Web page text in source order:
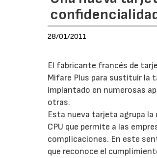
28/01/2011
El fabricante francés de
Mifare Plus para sustituir la
implantado en numerosas
otras.
Esta nueva tarjeta agrupa
CPU que permite a las
complicaciones. En este
que reconoce el